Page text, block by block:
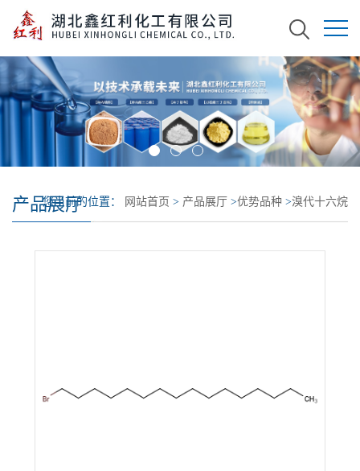
产品展厅
您当前的位置： 网站首页 > 产品展厅 >优势品种 >溴代十六烷